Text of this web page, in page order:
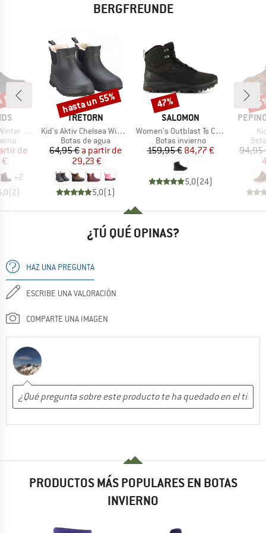
BERGFREUNDE
Boots
reducido
de
+2
(2)
MARCA
TRETORN
Artículo
Kid's Aktiv Chelsea Winter
Product group
Botas de agua
Precio
64,95 € Precio reducido
a partir de
29,23 €
5,0(1)
Descuento
hasta un 55%
MARCA
SALOMON
Artículo
Women's Outblast Ts CSWP
Product group
Botas invierno
Precio
159,95 €Precio reducido
84,77 €
5,0(24)
Descuento
47%
MARCA
94,95
¿TÚ QUÉ OPINAS?
HAZ UNA PREGUNTA
ESCRIBE UNA VALORACIÓN
COMPARTE UNA IMAGEN
PRODUCTOS MÁS POPULARES EN BOTAS
INVIERNO